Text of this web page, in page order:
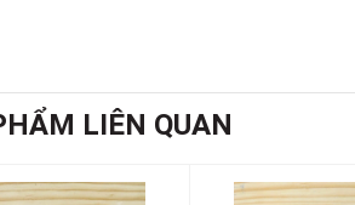
LIÊN QUAN